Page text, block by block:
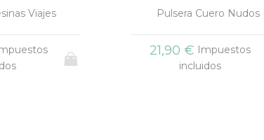
Nudos Pulsera Regaliz Trenzado
21,50 € Impuestos
incluidos